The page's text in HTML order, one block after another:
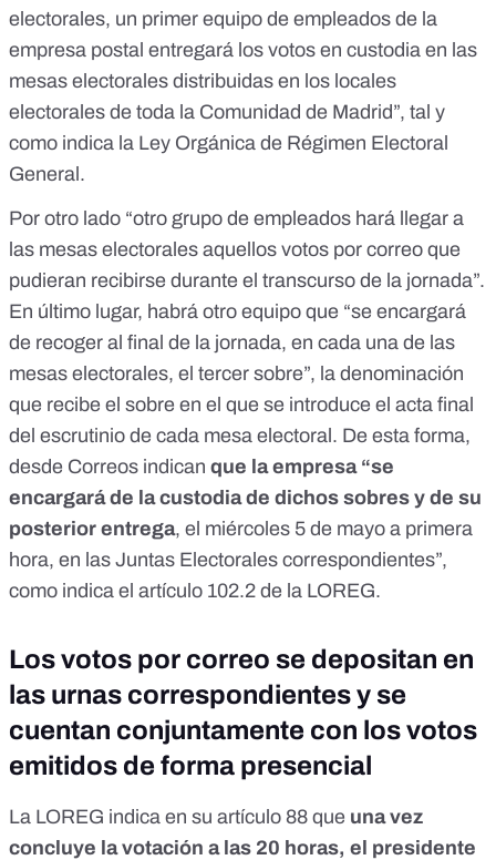
electorales, un primer equipo de empleados de la
empresa postal entregará los votos en custodia en las
mesas electorales distribuidas en los locales
electorales de toda la Comunidad de Madrid”, tal y
como indica la Ley Orgánica de Régimen Electoral
General.
Por otro lado “otro grupo de empleados hará llegar a
las mesas electorales aquellos votos por correo que
pudieran recibirse durante el transcurso de la jornada”.
En último lugar, habrá otro equipo que “se encargará
de recoger al final de la jornada, en cada una de las
mesas electorales, el tercer sobre”, la denominación
que recibe el sobre en el que se introduce el acta final
del escrutinio de cada mesa electoral. De esta forma,
desde Correos indican que la empresa “se
encargará de la custodia de dichos sobres y de su
posterior entrega, el miércoles 5 de mayo a primera
hora, en las Juntas Electorales correspondientes”,
como indica el artículo 102.2 de la LOREG.
Los votos por correo se depositan en
las urnas correspondientes y se
cuentan conjuntamente con los votos
emitidos de forma presencial
La LOREG indica en su artículo 88 que una vez
concluye la votación a las 20 horas, el presidente